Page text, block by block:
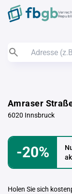
Amraser
6020 Innsbruck
-20%
Holen Sie sich